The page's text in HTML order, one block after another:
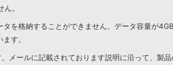
。
を格納することができません。データ容量が
す。
メールに記載されております説明に沿って、製